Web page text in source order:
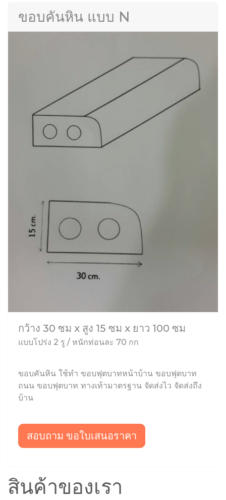
ขอบคันหิน แบบ N
กว้าง 30 ซม x สูง 15 ซม x ยาว 100 ซม
แบบโปร่ง 2 รู / หนักท่อนละ 70 กก
ขอบคันหิน ใช้ทำ ขอบฟุตบาทหน้าบ้าน ขอบฟุตบาท
ถนน ขอบฟุตบาท ทางเท้ามาตรฐาน จัดส่งไว จัดส่งถึง
บ้าน
สอบถาม ขอใบเสนอราคา
สินค้าของเรา